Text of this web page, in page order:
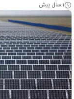
۱ سال پیش